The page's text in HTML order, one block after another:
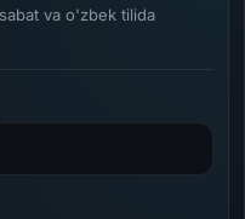
va o'zbek tilida